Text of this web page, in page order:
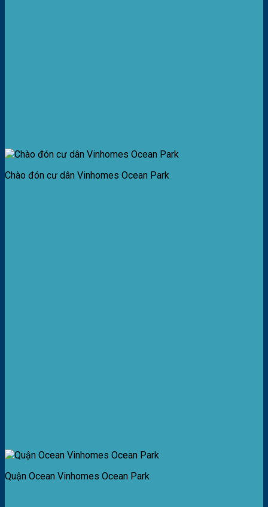
Chào đón cư dân Vinhomes Ocean Park
Quận Ocean Vinhomes Ocean Park